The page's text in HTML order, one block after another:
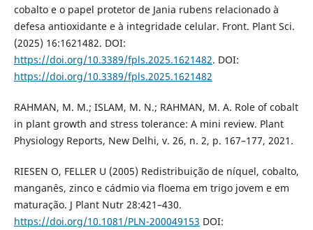
cobalto e o papel protetor de Jania rubens relacionado à
defesa antioxidante e à integridade celular. Front. Plant Sci.
(2025) 16:1621482. DOI:
https://doi.org/10.3389/fpls.2025.1621482. DOI:
https://doi.org/10.3389/fpls.2025.1621482
RAHMAN, M. M.; ISLAM, M. N.; RAHMAN, M. A. Role of cobalt
in plant growth and stress tolerance: A mini review. Plant
Physiology Reports, New Delhi, v. 26, n. 2, p. 167–177, 2021.
RIESEN O, FELLER U (2005) Redistribuição de níquel, cobalto,
manganês, zinco e cádmio via floema em trigo jovem e em
maturação. J Plant Nutr 28:421–430.
https://doi.org/10.1081/PLN-200049153 DOI: